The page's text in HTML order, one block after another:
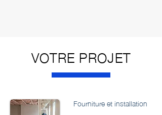
VOTRE PROJET
Fourniture et installation